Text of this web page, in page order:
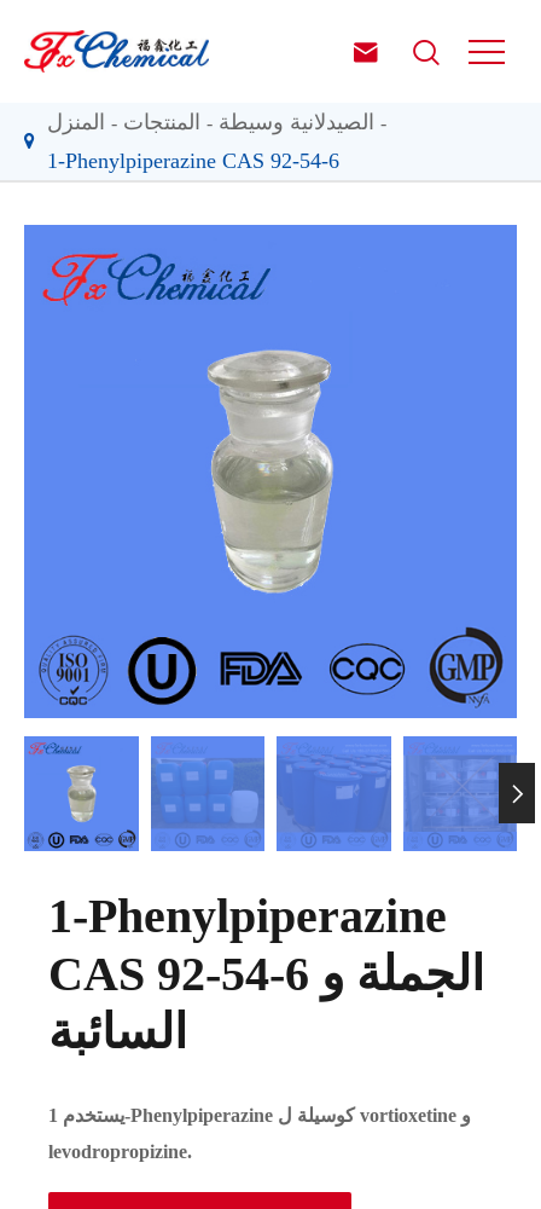
 
المنزل المنتجات
الصيدلانية وسيطة
1-Phenylpiperazine CAS 92-54-6

1-Phenylpiperazine
CAS 92-54-6 الجملة و
السائبة
يستخدم 1-Phenylpiperazine كوسيلة ل vortioxetine و
levodropropizine.